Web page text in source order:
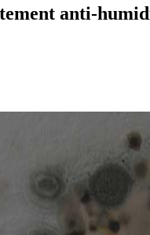
anti-